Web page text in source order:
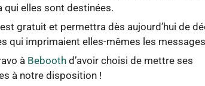
qui elles sont destinées.
gratuit et permettra dès aujourd’hui de
qui imprimaient elles-mêmes les
à Bebooth d’avoir choisi de mettre ses
à notre disposition !